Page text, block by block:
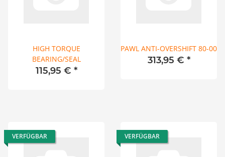
HIGH TORQUE
BEARING/SEAL
115,95 € *
PAWL ANTI-OVERSHIFT 80-00
313,95 € *
VERFÜGBAR VERFÜGBAR